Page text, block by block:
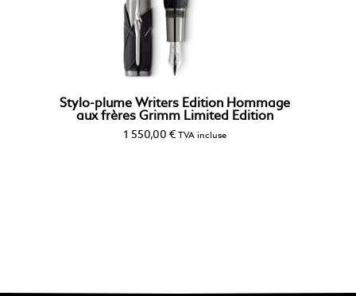
Stylo-plume Writers Edition Hommage
aux frères Grimm Limited Edition
1 550,00 € TVA incluse